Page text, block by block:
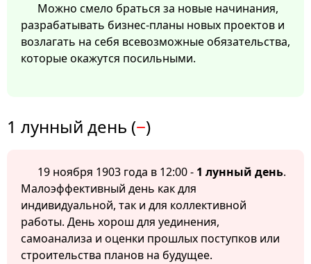
Можно смело браться за новые начинания,
разрабатывать бизнес-планы новых проектов и
возлагать на себя всевозможные обязательства,
которые окажутся посильными.
1 лунный день (−)
19 ноября 1903 года в 12:00 - 1 лунный день.
Малоэффективный день как для
индивидуальной, так и для коллективной
работы. День хорош для уединения,
самоанализа и оценки прошлых поступков или
строительства планов на будущее.